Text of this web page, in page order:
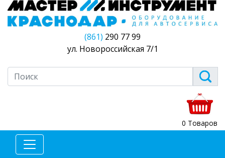
(861) 290 77 99
ул. Новороссийская 7/1
0 Товаров